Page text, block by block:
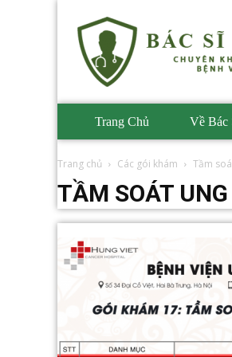
Khám
BS
Vũ
Hải
Trang Chủ Về Bác
Trang chủ Các gói khám Tầm
TẦM SOÁT